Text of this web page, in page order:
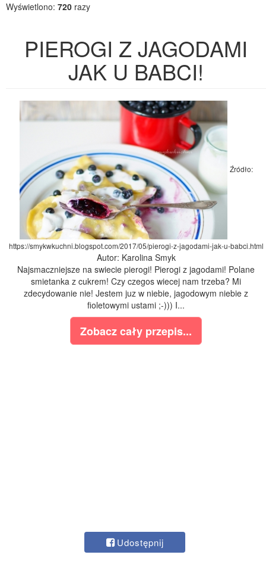
Wyświetlono: 720 razy
PIEROGI Z JAGODAMI
JAK U BABCI!
Źródło:
https://smykwkuchni.blogspot.com/2017/05/pierogi-z-jagodami-jak-u-babci.html
Autor: Karolina Smyk
Najsmaczniejsze na swiecie pierogi! Pierogi z jagodami! Polane
smietanka z cukrem! Czy czegos wiecej nam trzeba? Mi
zdecydowanie nie! Jestem juz w niebie, jagodowym niebie z
fioletowymi ustami ;-))) I...
Zobacz cały przepis...
Udostępnij